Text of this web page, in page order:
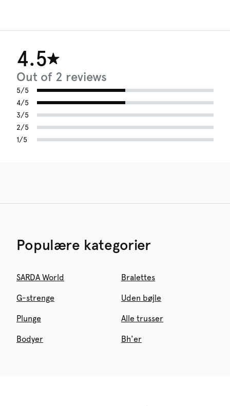
4.5
Out of 2 reviews
5/5
4/5
3/5
2/5
1/5
Populære kategorier
SARDA World Bralettes
G-strenge Uden bøjle
Plunge Alle trusser
Bodyer Bh'er